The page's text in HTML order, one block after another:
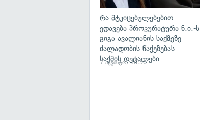
რა მტკიცებულებებით
ედავება პროკურატურა ნ.ი.-ს
გიგა ავალიანის საქმეზე
ძალადობის წაქეზებას —
საქმის დეტალები
7 აგვისტო, 16:50